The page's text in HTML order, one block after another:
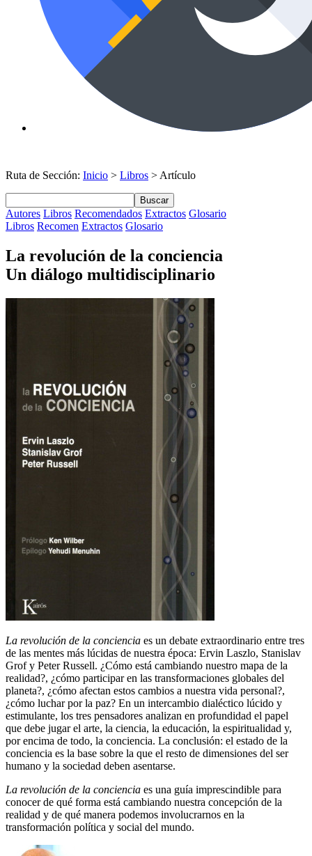
Ruta de Sección: Inicio > Libros > Artículo
Buscar
Autores Libros Recomendados Extractos Glosario
Libros Recomen Extractos Glosario
La revolución de la conciencia
Un diálogo multidisciplinario
La revolución de la conciencia es un debate extraordinario entre tres
de las mentes más lúcidas de nuestra época: Ervin Laszlo, Stanislav
Grof y Peter Russell. ¿Cómo está cambiando nuestro mapa de la
realidad?, ¿cómo participar en las transformaciones globales del
planeta?, ¿cómo afectan estos cambios a nuestra vida personal?,
¿cómo luchar por la paz? En un intercambio dialéctico lúcido y
estimulante, los tres pensadores analizan en profundidad el papel
que debe jugar el arte, la ciencia, la educación, la espiritualidad y,
por encima de todo, la conciencia. La conclusión: el estado de la
conciencia es la base sobre la que el resto de dimensiones del ser
humano y la sociedad deben asentarse.
La revolución de la conciencia es una guía imprescindible para
conocer de qué forma está cambiando nuestra concepción de la
realidad y de qué manera podemos involucrarnos en la
transformación política y social del mundo.